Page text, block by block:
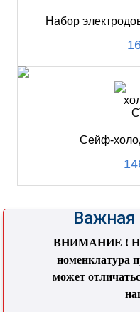
Набор
Сейф-
ВНИМАНИЕ ! На
номенклатура
может